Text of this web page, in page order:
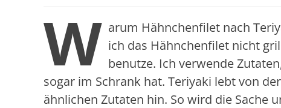
W arum Hähnchenfilet nach
ich das Hähnchenfilet nicht
benutze. Ich verwende
sogar im Schrank hat. Teriyaki lebt von
ähnlichen Zutaten hin. So wird die Sache